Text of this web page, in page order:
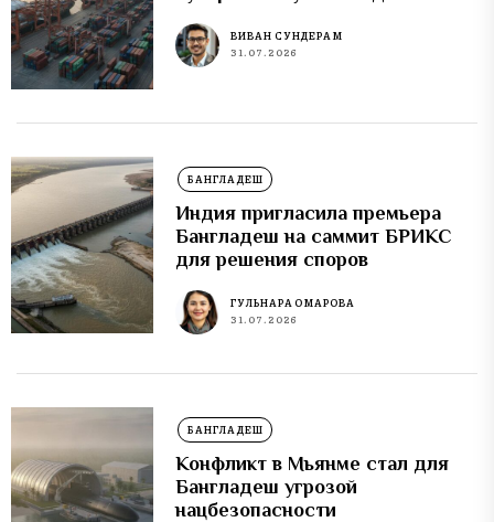
ВИВАН СУНДЕРАМ
31.07.2026
БАНГЛАДЕШ
Индия пригласила премьера
Бангладеш на саммит БРИКС
для решения споров
ГУЛЬНАРА ОМАРОВА
31.07.2026
БАНГЛАДЕШ
Конфликт в Мьянме стал для
Бангладеш угрозой
нацбезопасности